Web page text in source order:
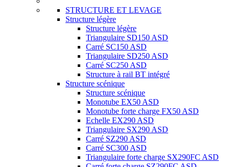
STRUCTURE ET LEVAGE
Structure légère
Structure légère
Triangulaire SD150 ASD
Carré SC150 ASD
Triangulaire SD250 ASD
Carré SC250 ASD
Structure à rail BT intégré
Structure scénique
Structure scénique
Monotube EX50 ASD
Monotube forte charge FX50 ASD
Echelle EX290 ASD
Triangulaire SX290 ASD
Carré SZ290 ASD
Carré SC300 ASD
Triangulaire forte charge SX290FC ASD